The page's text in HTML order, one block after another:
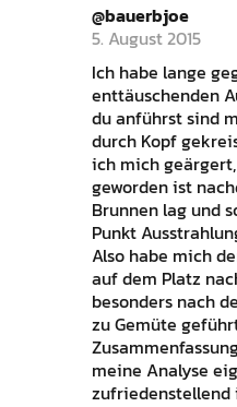
@bauerbjoe
5. August 2015
Ich habe lange
enttäuschenden
du anführst sind
durch Kopf
ich mich
geworden ist
Brunnen lag und
Punkt
Also habe mich
auf dem Platz
besonders nach
zu Gemüte
meine Analyse
zufriedenstellend